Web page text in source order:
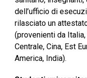
dell’ufficio di
rilasciato un
(provenienti da
Centrale, Cina, Est
America, India).